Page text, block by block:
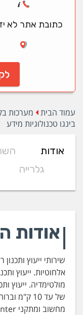
כתובת אתר לא
עמוד הבית
מערכות
בינגו טכנולוגיות מידע
אודות
גלרייה
אודות
שירותי ייעוץ
אלחוטיות. ייעוץ
מולטימדיה. ייעוץ
מחשוב ומתקני Data Center.